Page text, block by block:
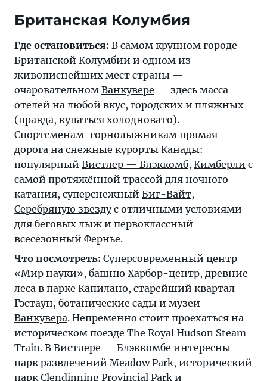
Британская Колумбия
Где остановиться: В самом крупном городе
Британской Колумбии и одном из
живописнейших мест страны —
очаровательном Ванкувере — здесь масса
отелей на любой вкус, городских и пляжных
(правда, купаться холодновато).
Спортсменам-горнолыжникам прямая
дорога на снежные курорты Канады:
популярный Вистлер — Блэккомб, Кимберли с
самой протяжённой трассой для ночного
катания, суперснежный Биг-Вайт,
Серебряную звездус отличными условиями
для беговых лыж и первоклассный
всесезонный Фернье.
Что посмотреть: Суперсовременный центр
«Мир науки», башню Харбор-центр, древние
леса в парке Капилано, старейший квартал
Гэстаун, ботанические сады и музеи
Ванкувера. Непременно стоит проехаться на
историческом поезде The Royal Hudson Steam
Train. В Вистлере — Блэккомбе интересны
парк развлечений Meadow Park, исторический
парк Clendinning Provincial Park и